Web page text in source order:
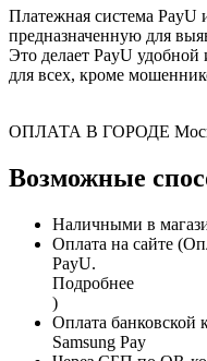
Платежная система PayU
предназначенную для
Это делает PayU
для всех, кроме
ОПЛАТА В ГОРОДЕ
Возможные
Наличными в
Оплата на сайте
PayU.
Подробнее
)
Оплата банковской
Samsung Pay